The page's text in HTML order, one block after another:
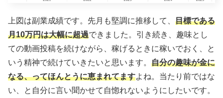
上図は副業成績です。先月も堅調に推移して、 目標である
月10万円は大幅に超過できました。引き続き、趣味とし
ての動画投稿を続けながら、稼げるときに稼いでおく、と
いう精神で続けていきたいと思います。 自分の趣味が金に
なる、ってほんとうに恵まれてますよね。当たり前ではな
い、と自分に言い聞かせて自惚れないようにしたいです。